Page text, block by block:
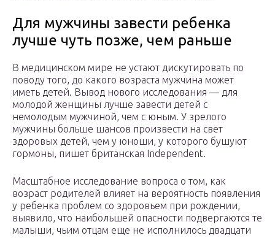
Для мужчины завести ребенка
лучше чуть позже, чем раньше
В медицинском мире не устают дискутировать по
поводу того, до какого возраста мужчина может
иметь детей. Вывод нового исследования — для
молодой женщины лучше завести детей с
немолодым мужчиной, чем с юным. У зрелого
мужчины больше шансов произвести на свет
здоровых детей, чем у юноши, у которого бушуют
гормоны, пишет британская Independent.
Масштабное исследование вопроса о том, как
возраст родителей влияет на вероятность появления
у ребенка проблем со здоровьем при рождении,
выявило, что наибольшей опасности подвергаются те
малыши, чьим отцам еще не исполнилось двадцати